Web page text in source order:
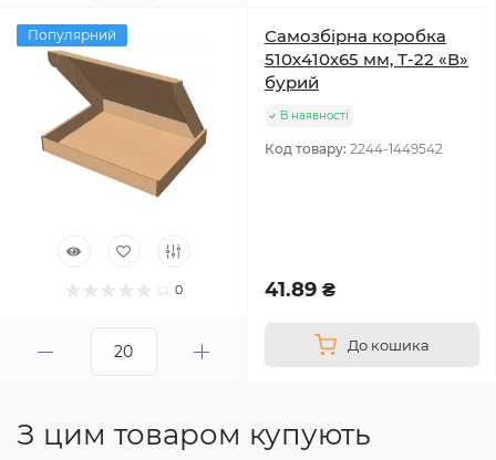
Популярний
0
Самозбірна коробка
510х410х65 мм, Т-22 «В»
бурий
В наявності
Код товару: 2244-1449542
41.89 ₴
До кошика
З цим товаром купують